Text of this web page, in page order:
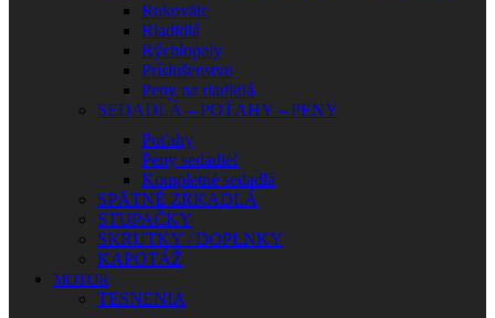
Rukoväte
Riadidlá
Rýchlopaly
Príslušenstvo
Peny na riadidlá
SEDADLÁ – POŤAHY – PENY
Poťahy
Peny sedadiel
Kompletné sedadlá
SPÄTNÉ ZRKADLÁ
STUPAČKY
SKRUTKY / DOPLNKY
KAPOTÁŽ
MOTOR
TESNENIA